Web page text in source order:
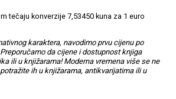
tečaju konverzije 7,53450 kuna za 1 euro
karaktera, navodimo prvu cijenu po
da cijene i dostupnost knjiga
ili u knjižarama! Moderna vremena više se ne
ih u knjižarama, antikvarijatima ili u